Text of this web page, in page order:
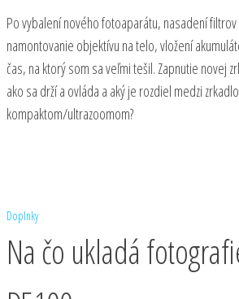
Po vybalení nového fotoaparátu, nasadení
namontovanie objektívu na telo, vložení
čas, na ktorý som sa veľmi tešil. Zapnutie novej
ako sa drží a ovláda a aký je rozdiel medzi
kompaktom/ultrazoomom?
Doplnky
Na čo ukladá